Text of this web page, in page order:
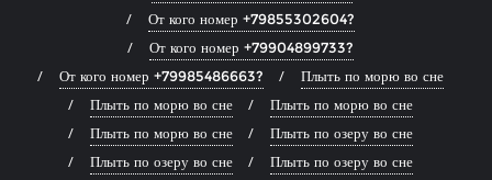
От кого номер +79855302604?
От кого номер +79904899733?
От кого номер +79985486663?
Плыть по морю во сне
Плыть по морю во сне
Плыть по морю во сне
Плыть по морю во сне
Плыть по озеру во сне
Плыть по озеру во сне
Плыть по озеру во сне